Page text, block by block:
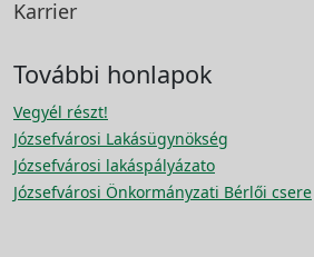
Karrier
További honlapok
Vegyél részt!
Józsefvárosi Lakásügynökség
Józsefvárosi lakáspályázato
Józsefvárosi Önkormányzati Bérlői csere